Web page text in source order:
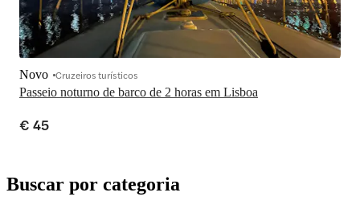
Passeio noturno de barco de 2 horas em Lisboa
Novo Cruzeiros turísticos
€ 45
Buscar por categoria